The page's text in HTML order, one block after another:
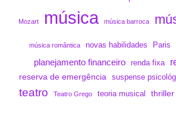
Mozart música música barroca
música romântica novas habilidades Paris
planejamento financeiro renda fixa
reserva de emergência suspense
teatro Teatro Grego teoria musical thriller